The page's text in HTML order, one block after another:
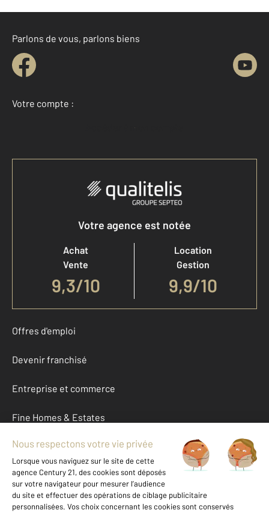
Parlons de vous, parlons biens
Votre compte :
Accéder à mon compte
Votre agence est notée
Achat
Vente
9,3/10
Location
Gestion
9,9/10
Offres d'emploi
Devenir franchisé
Entreprise et commerce
Fine Homes & Estates
À propos
International
Nous contacter